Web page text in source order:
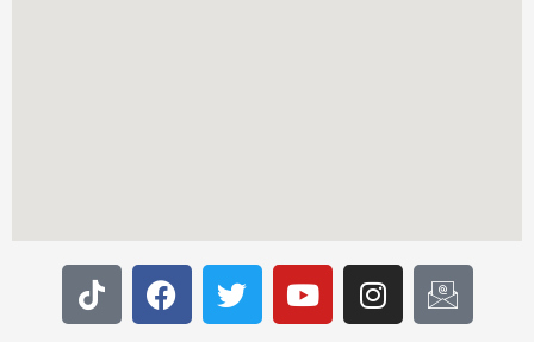
T
i
F
a
T
w
Y
o
I
n
I
c